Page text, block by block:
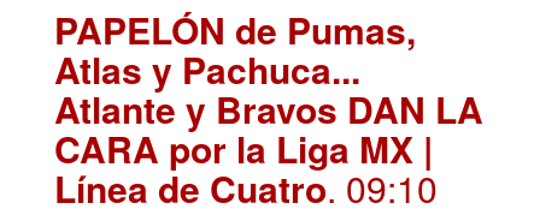
PAPELÓN de Pumas,
Atlas y Pachuca...
Atlante y Bravos DAN LA
CARA por la Liga MX |
Línea de Cuatro. 09:10